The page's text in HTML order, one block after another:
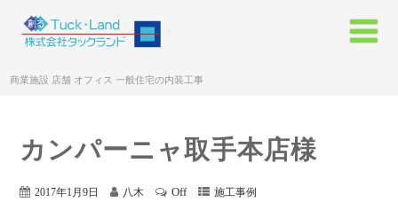
商業施設 店舗 オフィス 一般住宅の内装工事
カンパーニャ取手本店様
2017年1月9日 八木 Off 施工事例